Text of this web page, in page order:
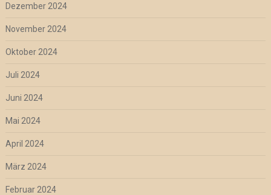
Dezember 2024
November 2024
Oktober 2024
Juli 2024
Juni 2024
Mai 2024
April 2024
März 2024
Februar 2024